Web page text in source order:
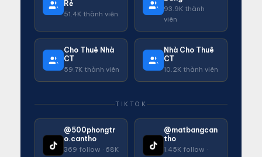
Rẻ
51.4K thành viên
93.9K thành
viên
Cho Thuê Nhà
CT
59.7K thành viên
Nhà Cho Thuê
CT
10.2K thành viên
TIKTOK
@500phongtr
o.cantho
369 follow · 68K
@matbangcan
tho
1.45K follow ·